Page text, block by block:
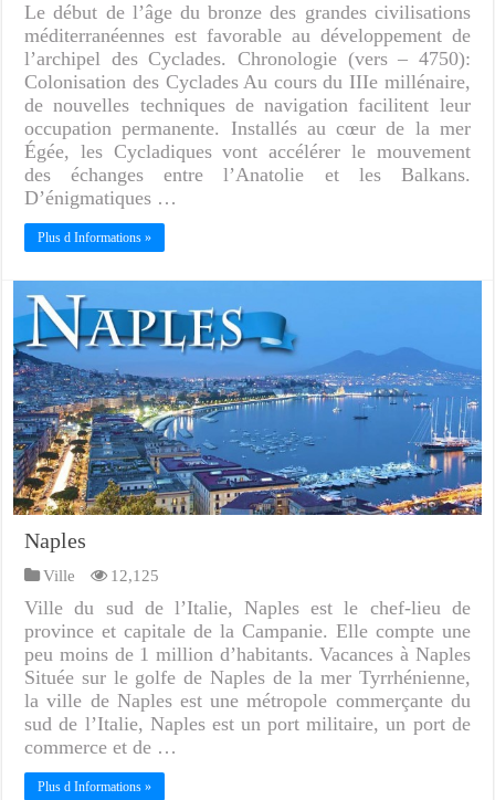
Le début de l’âge du bronze des grandes civilisations
méditerranéennes est favorable au développement de
l’archipel des Cyclades. Chronologie (vers – 4750):
Colonisation des Cyclades Au cours du IIIe millénaire,
de nouvelles techniques de navigation facilitent leur
occupation permanente. Installés au cœur de la mer
Égée, les Cycladiques vont accélérer le mouvement
des échanges entre l’Anatolie et les Balkans.
D’énigmatiques …
Plus d Informations »
Naples
Ville 12,125
Ville du sud de l’Italie, Naples est le chef-lieu de
province et capitale de la Campanie. Elle compte une
peu moins de 1 million d’habitants. Vacances à Naples
Située sur le golfe de Naples de la mer Tyrrhénienne,
la ville de Naples est une métropole commerçante du
sud de l’Italie, Naples est un port militaire, un port de
commerce et de …
Plus d Informations »